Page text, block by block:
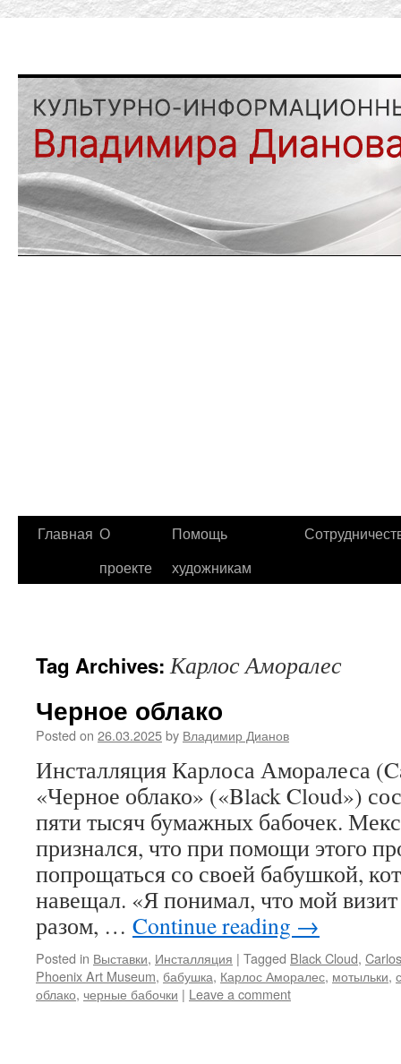
Главная О
проекте
Помощь
художникам
Tag Archives:Карлос Аморалес
Черное облако
Posted on 26.03.2025by Владимир Дианов
Инсталляция Карлоса Аморалеса
«Черное облако» («Black Cloud»)
пяти тысяч бумажных бабочек.
признался, что при помощи этого
попрощаться со своей бабушкой,
навещал. «Я понимал, что мой
разом, … Continue reading →
Posted in Выставки, Инсталляция | Tagged Black Cloud,
Phoenix Art Museum, бабушка, Карлос Аморалес, мотыльки,
облако, черные бабочки | Leave a comment